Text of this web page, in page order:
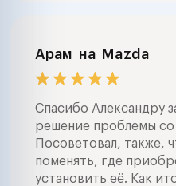
Арам на Mazda
Спасибо Александру
решение проблемы
Посоветовал, также,
поменять, где
установить её. Как